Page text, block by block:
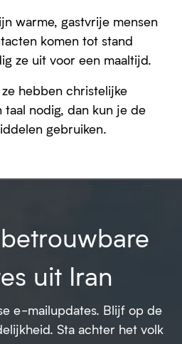
warme, gastvrije mensen
komen tot stand
ze uit voor een maaltijd.
hebben christelijke
nodig, dan kun je de
gebruiken.
uit Iran
e-mailupdates. Blijf op de
Sta achter het volk